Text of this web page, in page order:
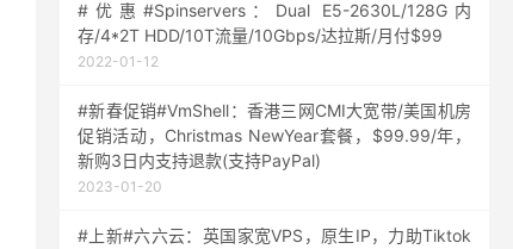
#优惠#Spinservers：Dual E5-2630L/128G内
存/4*2T HDD/10T流量/10Gbps/达拉斯/月付$99
2022-01-12
#新春促销#VmShell：香港三网CMI大宽带/美国机房
促销活动，Christmas NewYear套餐，$99.99/年，
新购3日内支持退款(支持PayPal)
2023-01-20
#上新#六六云：英国家宽VPS，原生IP，力助Tiktok